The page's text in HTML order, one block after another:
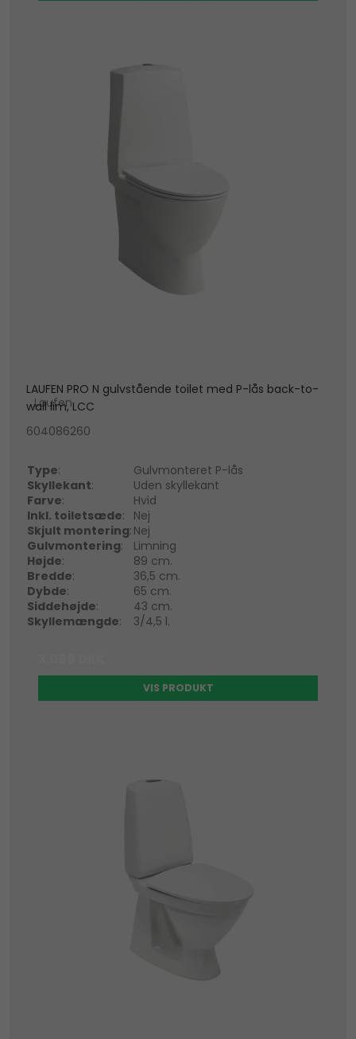
LAUFEN PRO N gulvstående toilet med P-lås back-to-
wall lim, LCC
Laufen
604086260
Type:
Gulvmonteret P-lås
Skyllekant:
Uden skyllekant
Farve:
Hvid
Inkl. toiletsæde:
Nej
Skjult montering: Nej
Gulvmontering:
Limning
Højde:
89 cm.
Bredde:
36,5 cm.
Dybde:
65 cm.
Siddehøjde:
43 cm.
Skyllemængde: 3/4,5 l.
VIS PRODUKT